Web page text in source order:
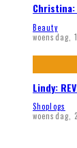
Beauty
woensdag,
Lindy:
Shoplogs
woensdag,